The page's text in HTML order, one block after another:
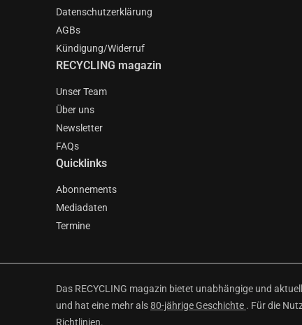
Datenschutzerklärung
AGBs
Kündigung/Widerruf
RECYCLING magazin
Unser Team
Über uns
Newsletter
FAQs
Quicklinks
Abonnements
Mediadaten
Termine
Das RECYCLING magazin bietet unabhängige und
und hat eine mehr als80-jährige Geschichte . Für die
Richtlinien.